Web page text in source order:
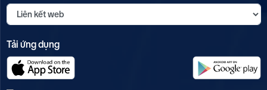
Tải ứng dụng